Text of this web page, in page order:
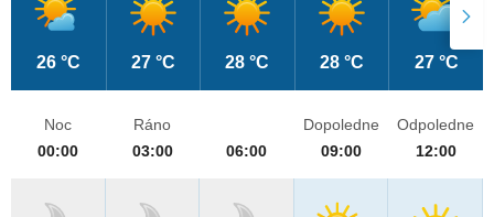
26 °C 27 °C 28 °C 28 °C 27 °C
Noc
00:00
Ráno
03:00
06:00
Dopoledne
09:00
Odpoledne
12:00